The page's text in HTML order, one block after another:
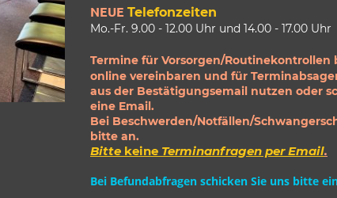
NEUE Telefonzeiten
Mo.-Fr. 9.00 - 12.00 Uhr und 14.00 - 17.00 Uhr
Termine für Vorsorgen/Routinekontrollen
online vereinbaren und für
aus der Bestätigungsemail nutzen oder
eine Email.
Bei Beschwerden/Notfällen/
bitte an.
Bitte keine Terminanfragen per Email.
Bei Befundabfragen schicken Sie uns bitte